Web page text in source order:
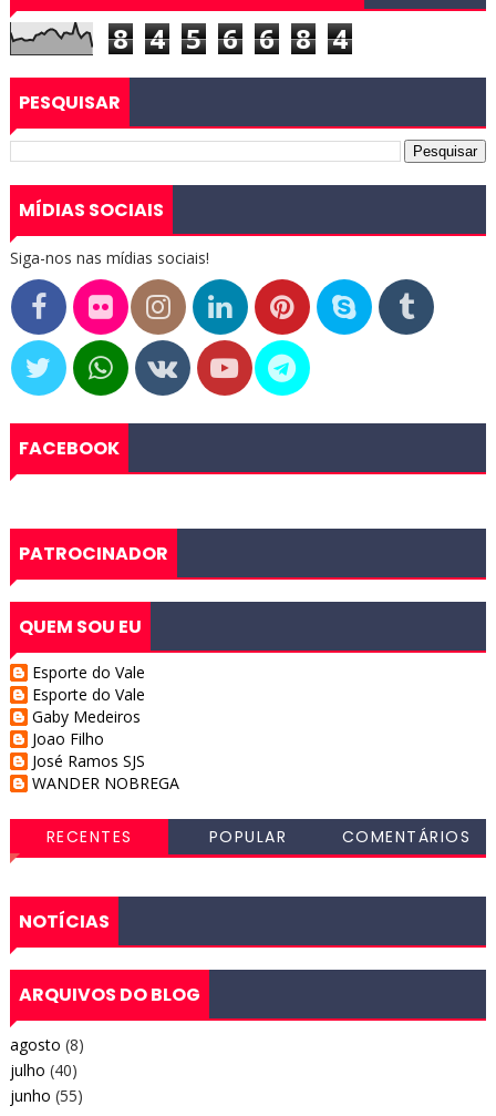
8 4 5 6 6 8 4
PESQUISAR
MÍDIAS SOCIAIS
Siga-nos nas mídias sociais!
FACEBOOK
PATROCINADOR
QUEM SOU EU
Esporte do Vale
Esporte do Vale
Gaby Medeiros
Joao Filho
José Ramos SJS
WANDER NOBREGA
RECENTES POPULAR COMENTÁRIOS
NOTÍCIAS
ARQUIVOS DO BLOG
agosto (8)
julho (40)
junho (55)